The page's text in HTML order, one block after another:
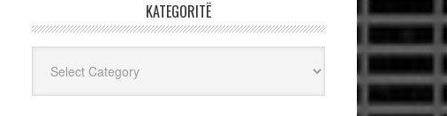
KATEGORITË